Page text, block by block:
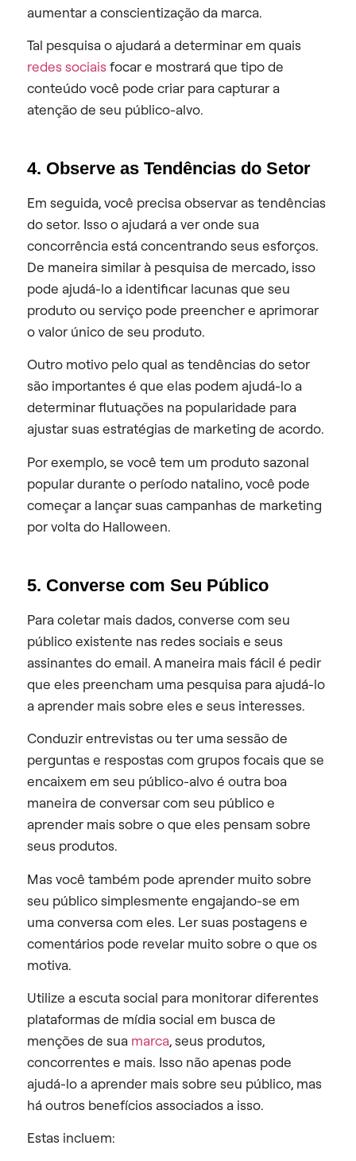
aumentar a conscientização da marca.
Tal pesquisa o ajudará a determinar em quais
redes sociaisfocar e mostrará que tipo de
conteúdo você pode criar para capturar a
atenção de seu público-alvo.
4. Observe as Tendências do Setor
Em seguida, você precisa observar as tendências
do setor. Isso o ajudará a ver onde sua
concorrência está concentrando seus esforços.
De maneira similar à pesquisa de mercado, isso
pode ajudá-lo a identificar lacunas que seu
produto ou serviço pode preencher e aprimorar
o valor único de seu produto.
Outro motivo pelo qual as tendências do setor
são importantes é que elas podem ajudá-lo a
determinar flutuações na popularidade para
ajustar suas estratégias de marketing de acordo.
Por exemplo, se você tem um produto sazonal
popular durante o período natalino, você pode
começar a lançar suas campanhas de marketing
por volta do Halloween.
5. Converse com Seu Público
Para coletar mais dados, converse com seu
público existente nas redes sociais e seus
assinantes do email. A maneira mais fácil é pedir
que eles preencham uma pesquisa para ajudá-lo
a aprender mais sobre eles e seus interesses.
Conduzir entrevistas ou ter uma sessão de
perguntas e respostas com grupos focais que se
encaixem em seu público-alvo é outra boa
maneira de conversar com seu público e
aprender mais sobre o que eles pensam sobre
seus produtos.
Mas você também pode aprender muito sobre
seu público simplesmente engajando-se em
uma conversa com eles. Ler suas postagens e
comentários pode revelar muito sobre o que os
motiva.
Utilize a escuta social para monitorar diferentes
plataformas de mídia social em busca de
menções de sua marca, seus produtos,
concorrentes e mais. Isso não apenas pode
ajudá-lo a aprender mais sobre seu público, mas
há outros benefícios associados a isso.
Estas incluem: